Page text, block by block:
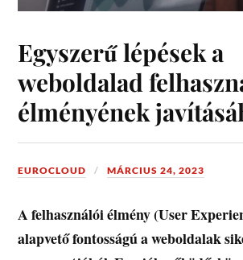
Egyszerű lépések a
weboldalad
élményének
EUROCLOUD MÁRCIUS 24, 2023
A felhasználói élmény (User
alapvető fontosságú a weboldalak